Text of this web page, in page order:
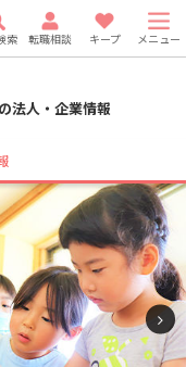
索 転職相談 キープ メニュー
の法人・企業情報